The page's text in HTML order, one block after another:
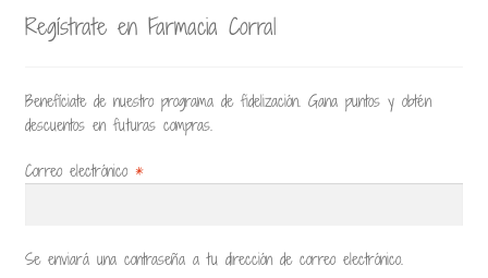
Tienda
Vídeos
Regístrate en Farmacia Corral
Benefíciate de nuestro programa de fidelización. Gana puntos y obtén
descuentos en futuras compras.
Correo electrónico *
Se enviará una contraseña a tu dirección de correo electrónico.